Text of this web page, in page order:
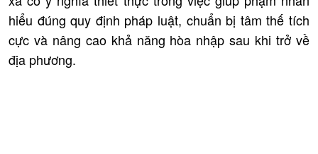
hiểu đúng quy định pháp luật, chuẩn bị tâm thế tích
cực và nâng cao khả năng hòa nhập sau khi trở về
địa phương.